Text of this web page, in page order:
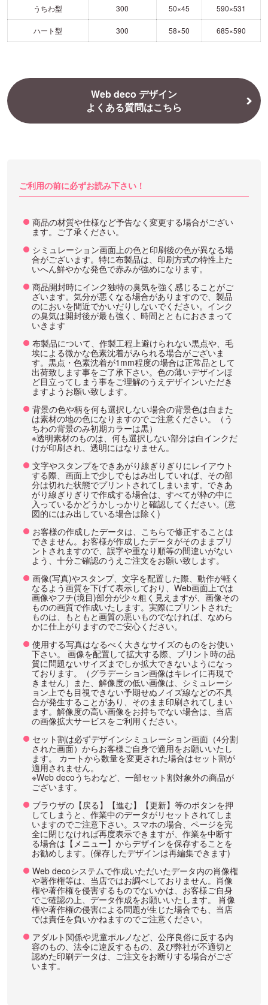
うちわ型 300 50×45 590×531
ハート型 300 58×50 685×590
Web deco デザイン
よくある質問はこちら
ご利用の前に必ずお読み下さい！
商品の材質や仕様など予告なく変更する場合がござい
ます。ご了承ください。
シミュレーション画面上の色と印刷後の色が異なる場
合がございます。特に布製品は、印刷方式の特性上た
いへん鮮やかな発色で赤みが強めになります。
商品開封時にインク独特の臭気を強く感じることがご
ざいます。気分が悪くなる場合がありますので、製品
のにおいを間近でかいだりしないでください。インク
の臭気は開封後が最も強く、時間とともにおさまって
いきます
布製品について、作製工程上避けられない黒点や、毛
埃による微かな色素沈着がみられる場合がございま
す。黒点・色素沈着が1mm程度の場合は正常品として
出荷致します事をご了承下さい。色の薄いデザインほ
ど目立ってしまう事をご理解のうえデザインいただき
ますようお願い致します。
背景の色や柄を何も選択しない場合の背景色は白また
は素材の地の色になりますのでご注意ください。（う
ちわの背景のみ初期カラーは黒）
※透明素材のものは、何も選択しない部分は白インクだ
けが印刷され、透明にはなりません。
文字やスタンプをできあがり線ぎりぎりにレイアウト
する際、画面上で少しでもはみ出していれば、その部
分は切れた状態でプリントされてしまいます。できあ
がり線ぎりぎりで作成する場合は、すべてが枠の中に
入っているかどうかしっかりと確認してください。(意
図的にはみ出している場合は除く)
お客様の作成したデータは、こちらで修正することは
できません。お客様が作成したデータがそのままプリ
ントされますので、誤字や重なり順等の間違いがない
よう、十分ご確認のうえご注文をお願い致します。
画像(写真)やスタンプ、文字を配置した際、動作が軽く
なるよう画質を下げて表示しており、Web画面上では
画像やフチ(境目)部分が少々粗く見えますが、画像その
ものの画質で作成いたします。実際にプリントされた
ものは、もともと画質の悪いものでなければ、なめら
かに仕上がりますのでご安心ください。
使用する写真はなるべく大きなサイズのものをお使い
下さい。 画像を配置して拡大する際、プリント時の品
質に問題ないサイズまでしか拡大できないようになっ
ております。（グラデーション画像はキレイに再現で
きません）また、解像度の低い画像は、シミュレーシ
ョン上でも目視できない予期せぬノイズ線などの不具
合が発生することがあり、そのまま印刷されてしまい
ます。解像度の高い画像をお持ちでない場合は、当店
の画像拡大サービスをご利用ください。
セット割は必ずデザインシミュレーション画面（4分割
された画面）からお客様ご自身で適用をお願いいたし
ます。 カートから数量を変更された場合はセット割が
適用されません。
※Web decoうちわなど、一部セット割対象外の商品が
ございます。
ブラウザの【戻る】【進む】【更新】等のボタンを押
してしまうと、作業中のデータがリセットされてしま
いますのでご注意下さい。スマホの場合、ページを完
全に閉じなければ再度表示できますが、作業を中断す
る場合は【メニュー】からデザインを保存することを
お勧めします。(保存したデザインは再編集できます)
Web decoシステムで作成いただいたデータ内の肖像権
や著作権等は、当店ではお調べしておりません。肖像
権や著作権を侵害するものでないかは、お客様ご自身
でご確認の上、データ作成をお願いいたします。 肖像
権や著作権の侵害による問題が生じた場合でも、当店
では責任を負いかねますのでご注意ください。
アダルト関係や児童ポルノなど、公序良俗に反する内
容のもの、法令に違反するもの、及び弊社が不適切と
認めた印刷データは、ご注文をお断りする場合がござ
います。